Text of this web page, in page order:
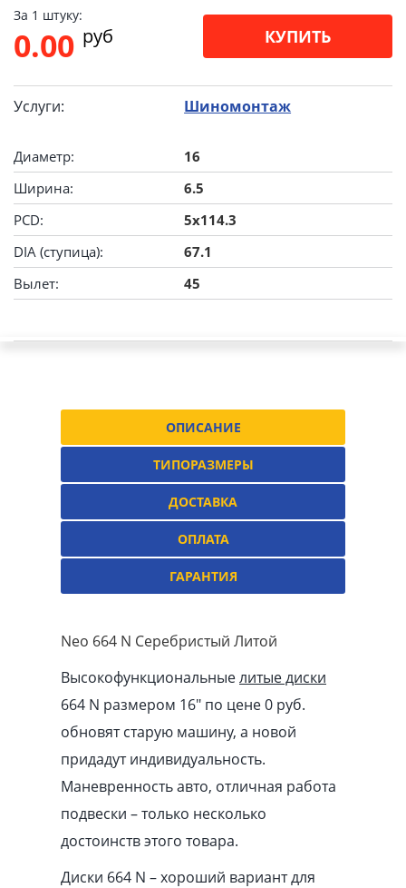
За 1 штуку:
0.00 pуб КУПИТЬ
Услуги: Шиномонтаж
Диаметр:
16
Ширина:
6.5
PCD:
5x114.3
DIA (ступица):
67.1
Вылет:
45
ОПИСАНИЕ
ТИПОРАЗМЕРЫ
ДОСТАВКА
ОПЛАТА
ГАРАНТИЯ
Neo 664 N Серебристый Литой
Высокофункциональныелитые диски
664 N размером 16″ по цене 0 руб.
обновят старую машину, а новой
придадут индивидуальность.
Маневренность авто, отличная работа
подвески – только несколько
достоинств этого товара.
Диски 664 N – хороший вариант для